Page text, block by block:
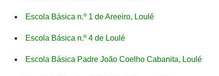
Escola Básica n.º 1 de Areeiro, Loulé
Escola Básica n.º 4 de Loulé
Escola Básica Padre João Coelho Cabanita, Loulé